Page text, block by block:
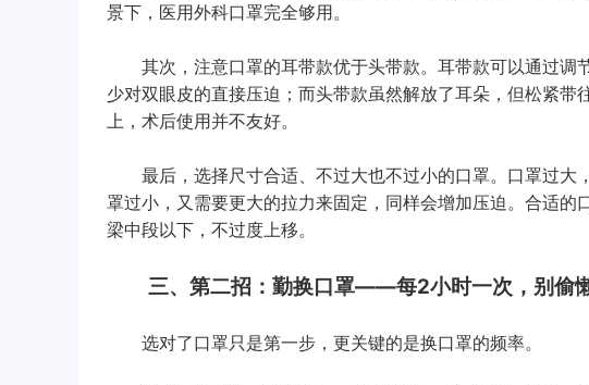
景下，医用外科口罩完全够用。
其次，注意口罩的耳带款优于头带款。耳带款可以通过调
少对双眼皮的直接压迫；而头带款虽然解放了耳朵，但松紧带
上，术后使用并不友好。
最后，选择尺寸合适、不过大也不过小的口罩。口罩过大
罩过小，又需要更大的拉力来固定，同样会增加压迫。合适的
梁中段以下，不过度上移。
三、第二招：勤换口罩——每2小时一次，别偷
选对了口罩只是第一步，更关键的是换口罩的频率。